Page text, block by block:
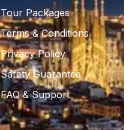
Tour Packages
Terms & Conditions
Privacy Policy
Safety Guarantee
FAQ & Support